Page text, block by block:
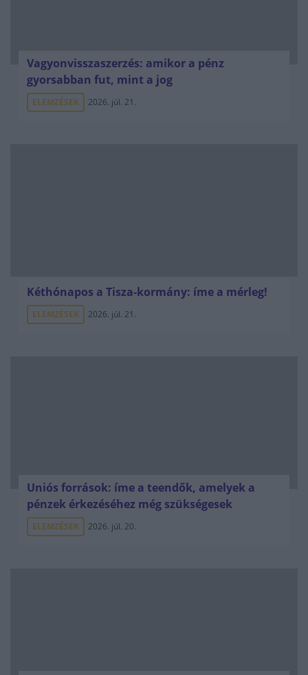
Vagyonvisszaszerzés: amikor a pénz
gyorsabban fut, mint a jog
ELEMZÉSEK 2026. júl. 21.
Kéthónapos a Tisza-kormány: íme a mérleg!
ELEMZÉSEK 2026. júl. 21.
Uniós források: íme a teendők, amelyek a
pénzek érkezéséhez még szükségesek
ELEMZÉSEK 2026. júl. 20.